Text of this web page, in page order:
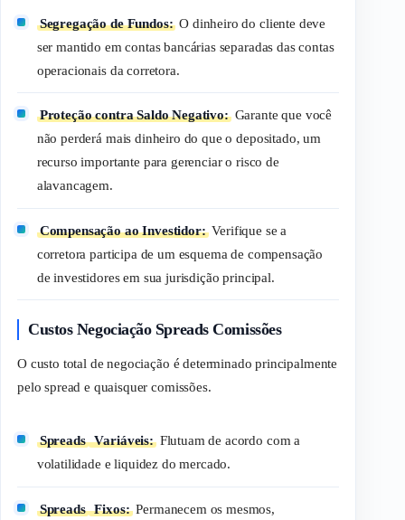
Segregação de Fundos: O dinheiro do cliente deve
ser mantido em contas bancárias separadas das contas
operacionais da corretora.
Proteção contra Saldo Negativo:Garante que você
não perderá mais dinheiro do que o depositado, um
recurso importante para gerenciar o risco de
alavancagem.
Compensação ao Investidor:Verifique se a
corretora participa de um esquema de compensação
de investidores em sua jurisdição principal.
Custos Negociação Spreads Comissões
O custo total de negociação é determinado principalmente
pelospread e quaisquer comissões.
Spreads Variáveis:Flutuam de acordo com a
volatilidade e liquidez do mercado.
Spreads Fixos:Permanecem os mesmos,